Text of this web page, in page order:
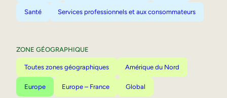
Santé Services professionnels et aux consommateurs
ZONE GÉOGRAPHIQUE
Toutes zones géographiques Amérique du Nord
Europe Europe – France Global